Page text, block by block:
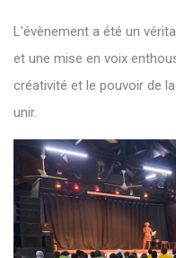
L'évènement a été un
et une mise en voix
créativité et le pouvoir de
unir.